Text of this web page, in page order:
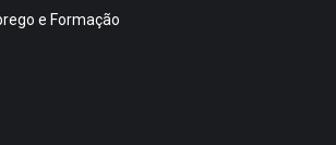
e Formação